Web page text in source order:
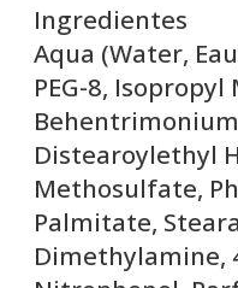
Ingredientes
Aqua (Water,
PEG-8,
Distearoylethyl
Methosulfate,
Palmitate,
Dimethylamine,